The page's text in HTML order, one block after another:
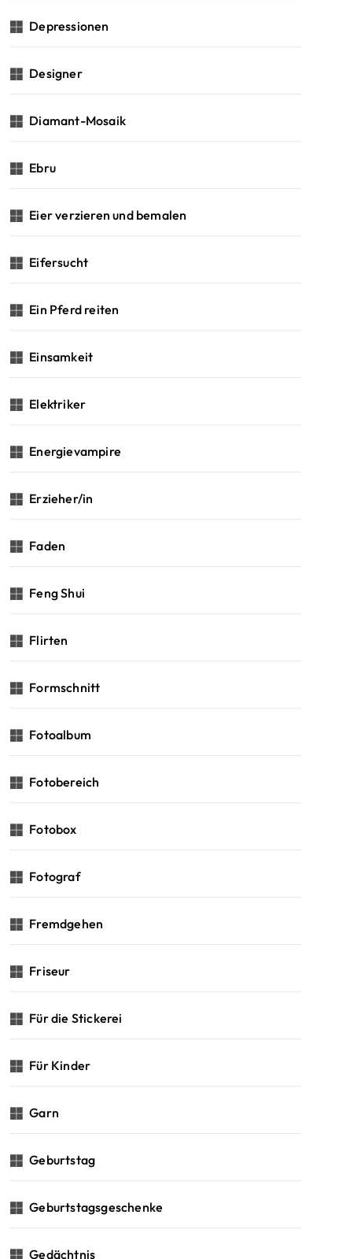
Depressionen
Designer
Diamant-Mosaik
Ebru
Eier verzieren und bemalen
Eifersucht
Ein Pferd reiten
Einsamkeit
Elektriker
Energievampire
Erzieher/in
Faden
Feng Shui
Flirten
Formschnitt
Fotoalbum
Fotobereich
Fotobox
Fotograf
Fremdgehen
Friseur
Für die Stickerei
Für Kinder
Garn
Geburtstag
Geburtstagsgeschenke
Gedächtnis